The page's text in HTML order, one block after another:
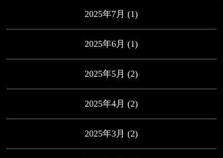
2025年7月 (1)
2025年6月 (1)
2025年5月 (2)
2025年4月 (2)
2025年3月 (2)